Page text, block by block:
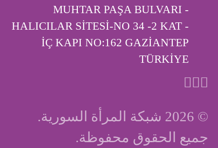
MUHTAR PAŞA BULVARI -
HALICILAR SİTESİ-NO 34 -2 KAT -
İÇ KAPI ‎NO:162 GAZİANTEP
TÜRKİYE
© 2026 شبكة المرأة السورية.
جميع الحقوق محفوظة.